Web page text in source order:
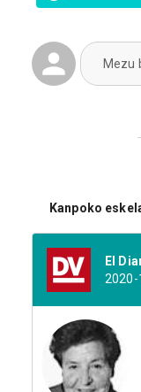
Mezu
Kanpoko
El
2020-